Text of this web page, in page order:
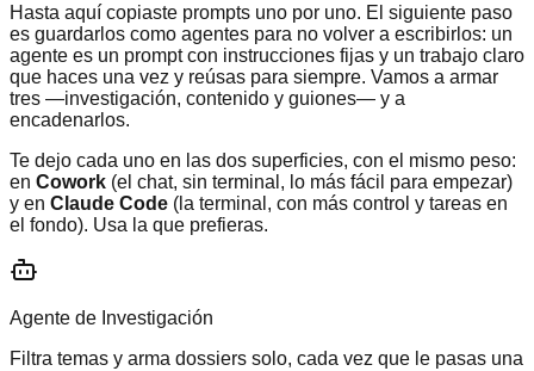
Hasta aquí copiaste prompts uno por uno. El siguiente paso
es guardarlos como agentes para no volver a escribirlos: un
agente es un prompt con instrucciones fijas y un trabajo claro
que haces una vez y reúsas para siempre. Vamos a armar
tres —investigación, contenido y guiones— y a
encadenarlos.
Te dejo cada uno en las dos superficies, con el mismo peso:
en Cowork (el chat, sin terminal, lo más fácil para empezar)
y en Claude Code (la terminal, con más control y tareas en
el fondo). Usa la que prefieras.
Agente de Investigación
Filtra temas y arma dossiers solo, cada vez que le pasas una